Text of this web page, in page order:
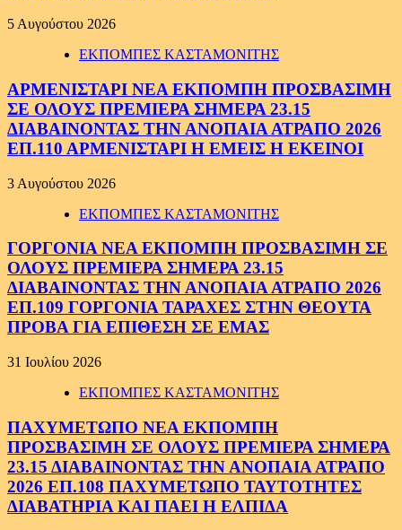
5 Αυγούστου 2026
ΕΚΠΟΜΠΕΣ ΚΑΣΤΑΜΟΝΙΤΗΣ
ΑΡΜΕΝΙΣΤΑΡΙ ΝΕΑ ΕΚΠΟΜΠΗ ΠΡΟΣΒΑΣΙΜΗ
ΣΕ ΟΛΟΥΣ ΠΡΕΜΙΕΡΑ ΣΗΜΕΡΑ 23.15
ΔΙΑΒΑΙΝΟΝΤΑΣ ΤΗΝ ΑΝΟΠΑΙΑ ΑΤΡΑΠΟ 2026
ΕΠ.110 ΑΡΜΕΝΙΣΤΑΡΙ Η ΕΜΕΙΣ Η ΕΚΕΙΝΟΙ
3 Αυγούστου 2026
ΕΚΠΟΜΠΕΣ ΚΑΣΤΑΜΟΝΙΤΗΣ
ΓΟΡΓΟΝΙΑ ΝΕΑ ΕΚΠΟΜΠΗ ΠΡΟΣΒΑΣΙΜΗ ΣΕ
ΟΛΟΥΣ ΠΡΕΜΙΕΡΑ ΣΗΜΕΡΑ 23.15
ΔΙΑΒΑΙΝΟΝΤΑΣ ΤΗΝ ΑΝΟΠΑΙΑ ΑΤΡΑΠΟ 2026
ΕΠ.109 ΓΟΡΓΟΝΙΑ ΤΑΡΑΧΕΣ ΣΤΗΝ ΘΕΟΥΤΑ
ΠΡΟΒΑ ΓΙΑ ΕΠΙΘΕΣΗ ΣΕ ΕΜΑΣ
31 Ιουλίου 2026
ΕΚΠΟΜΠΕΣ ΚΑΣΤΑΜΟΝΙΤΗΣ
ΠΑΧΥΜΕΤΩΠΟ ΝΕΑ ΕΚΠΟΜΠΗ
ΠΡΟΣΒΑΣΙΜΗ ΣΕ ΟΛΟΥΣ ΠΡΕΜΙΕΡΑ ΣΗΜΕΡΑ
23.15 ΔΙΑΒΑΙΝΟΝΤΑΣ ΤΗΝ ΑΝΟΠΑΙΑ ΑΤΡΑΠΟ
2026 ΕΠ.108 ΠΑΧΥΜΕΤΩΠΟ ΤΑΥΤΟΤΗΤΕΣ
ΔΙΑΒΑΤΗΡΙΑ ΚΑΙ ΠΑΕΙ Η ΕΛΠΙΔΑ